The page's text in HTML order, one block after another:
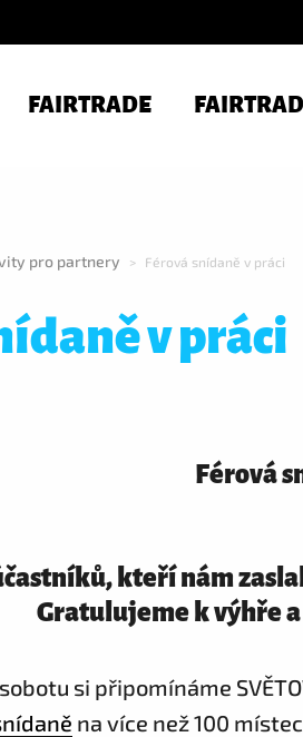
FAIRTRADE
pro partnery > Férová snídaně v práci
v práci
Férová
kteří nám
Gratulujeme k výhře
si připomínáme
na více než 100